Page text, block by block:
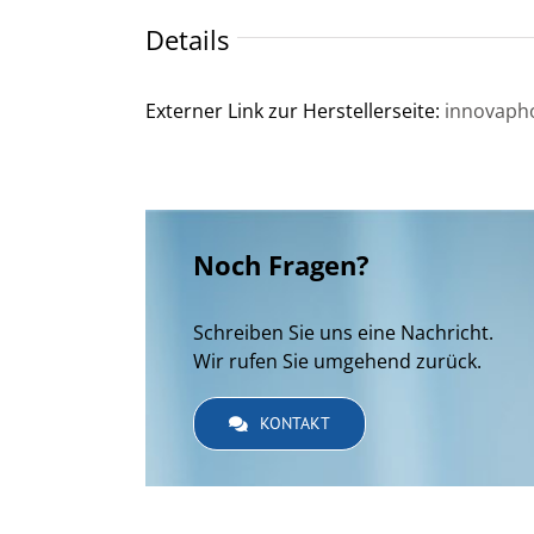
Details
Externer Link zur Herstellerseite:
Noch Fragen?
Schreiben Sie uns eine Nachricht.
Wir rufen Sie umgehend zurück.
KONTAKT